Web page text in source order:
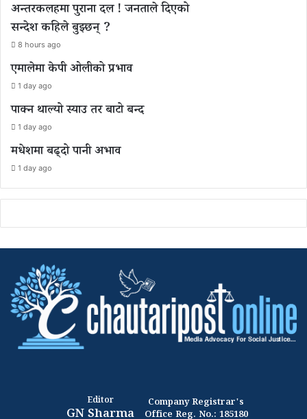
अन्तरकलहमा पुराना दल ! जनताले दिएको
सन्देश कहिले बुझ्छन् ?
8 hours ago
एमालेमा केपी ओलीको प्रभाव
1 day ago
पाक्न थाल्यो स्याउ तर बाटो बन्द
1 day ago
मधेशमा बढ्दो पानी अभाव
1 day ago
Editor
Company Registrar's
Office Reg. No.: 185180